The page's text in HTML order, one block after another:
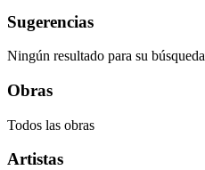
Sugerencias
Ningún resultado para su búsqueda
Obras
Todos las obras
Artistas